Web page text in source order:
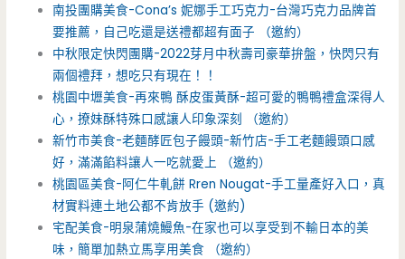
南投團購美食-Cona’s 妮娜手工巧克力-台灣巧克力品牌首
要推薦，自己吃還是送禮都超有面子 （邀約）
中秋限定快閃團購-2022芽月中秋壽司豪華拚盤，快閃只有
兩個禮拜，想吃只有現在！！
桃園中壢美食-再來鴨 酥皮蛋黃酥-超可愛的鴨鴨禮盒深得人
心，撩妹酥特殊口感讓人印象深刻 （邀約）
新竹市美食-老麵酵匠包子饅頭-新竹店-手工老麵饅頭口感
好，滿滿餡料讓人一吃就愛上 （邀約）
桃園區美食-阿仁牛軋餅 Rren Nougat-手工量產好入口，真
材實料連土地公都不肯放手 (邀約)
宅配美食-明泉蒲燒鰻魚-在家也可以享受到不輸日本的美
味，簡單加熱立馬享用美食 （邀約）